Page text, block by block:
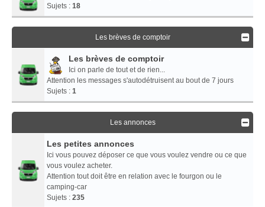
Sujets : 18
Les brèves de comptoir
Les brèves de comptoir
Ici on parle de tout et de rien...
Attention les messages s'autodétruisent au bout de 7 jours
Sujets : 1
Les annonces
Les petites annonces
Ici vous pouvez déposer ce que vous voulez vendre ou ce que
vous voulez acheter.
Attention tout doit être en relation avec le fourgon ou le
camping-car
Sujets : 235